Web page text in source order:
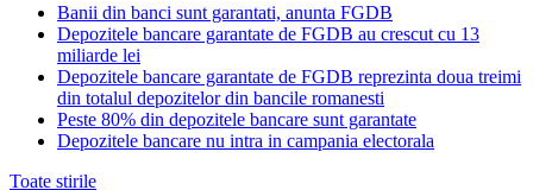
Banii din banci sunt garantati, anunta FGDB
Depozitele bancare garantate de FGDB au crescut cu 13
miliarde lei
Depozitele bancare garantate de FGDB reprezinta doua treimi
din totalul depozitelor din bancile romanesti
Peste 80% din depozitele bancare sunt garantate
Depozitele bancare nu intra in campania electorala
Toate stirile